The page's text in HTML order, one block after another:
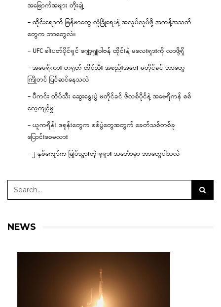
အမြောက်အများ တိုးချဲ့
– ထိုင်းရောက် မြန်မာတွေ လုံခြုံရေးနဲ့ အလုပ်လုပ်ဖို့ အကန့်အသတ်
တွေက ဘာတွေလဲ။
– UFC ခါးပတ်ပိုင်ရှင် ဂျော့ရှူဝါဗန် ထိုင်းနဲ့ မလေးရှားကို လာဖို့ရှိ
– အမေရိကား-တရုတ် ထိပ်သီး အစည်းအဝေး မတိုင်ခင် ဘာတွေ
ကြိုတင် ပြင်ဆင်နေသလဲ
– ပီကင်း ထိပ်သီး ဆွေးနွေးပွဲ မတိုင်ခင် ဖိလစ်ပိုင်နဲ့ အမေရိကန် စစ်
လေ့ကျင့်မှု
– ယူကရိန်း ဒရုန်းတွေက စစ်ပွဲတွေအတွက် ခေတ်သစ်တစ်ခု
ပြောင်းစေမလား
– ၂ နှစ်ကျော်က မြုပ်သွားတဲ့ ရုရှား သင်္ဘောမှာ ဘာတွေပါသလဲ
NEWS